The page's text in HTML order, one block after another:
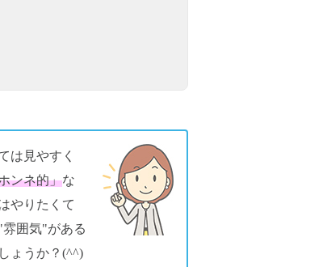
は見やすく
ンネ的」な
やりたくて
囲気"がある
ょうか？(^^)